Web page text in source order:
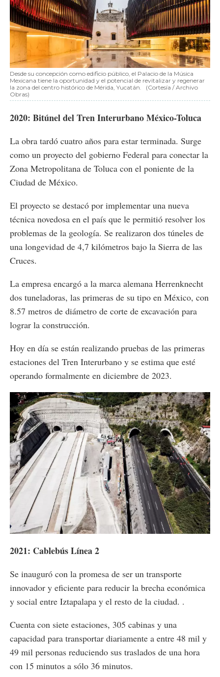
Desde su concepción como edificio público, el Palacio de la Música
Mexicana tiene la oportunidad y el potencial de revitalizar y regenerar
la zona del centro histórico de Mérida, Yucatán.
(Cortesía / Archivo
Obras)
2020: Bitúnel del Tren Interurbano México-Toluca
La obra tardó cuatro años para estar terminada. Surge
como un proyecto del gobierno Federal para conectar la
Zona Metropolitana de Toluca con el poniente de la
Ciudad de México.
El proyecto se destacó por implementar una nueva
técnica novedosa en el país que le permitió resolver los
problemas de la geología. Se realizaron dos túneles de
una longevidad de 4,7 kilómetros bajo la Sierra de las
Cruces.
La empresa encargó a la marca alemana Herrenknecht
dos tuneladoras, las primeras de su tipo en México, con
8.57 metros de diámetro de corte de excavación para
lograr la construcción.
Hoy en día se están realizando pruebas de las primeras
estaciones del Tren Interurbano y se estima que esté
operando formalmente en diciembre de 2023.
2021: Cablebús Línea 2
Se inauguró con la promesa de ser un transporte
innovador y eficiente para reducir la brecha económica
y social entre Iztapalapa y el resto de la ciudad. .
Cuenta con siete estaciones, 305 cabinas y una
capacidad para transportar diariamente a entre 48 mil y
49 mil personas reduciendo sus traslados de una hora
con 15 minutos a sólo 36 minutos.